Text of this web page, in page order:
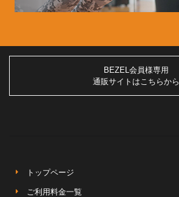
BEZEL会員様専用
通販サイトはこちらから
トップページ
ご利用料金一覧